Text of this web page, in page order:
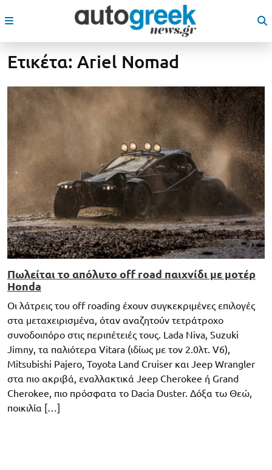
Ετικέτα: Ariel Nomad
Πωλείται το απόλυτο off road παιχνίδι με μοτέρ
Honda
Οι λάτρεις του off roading έχουν συγκεκριμένες επιλογές
στα μεταχειρισμένα, όταν αναζητούν τετράτροχο
συνοδοιπόρο στις περιπέτειές τους. Lada Niva, Suzuki
Jimny, τα παλιότερα Vitara (ιδίως με τον 2.0λτ. V6),
Mitsubishi Pajero, Toyota Land Cruiser και Jeep Wrangler
στα πιο ακριβά, εναλλακτικά Jeep Cherokee ή Grand
Cherokee, πιο πρόσφατα το Dacia Duster. Δόξα τω Θεώ,
ποικιλία […]